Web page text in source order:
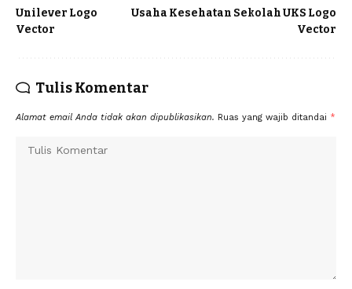
Unilever Logo
Vector
Usaha Kesehatan Sekolah UKS Logo
Vector
Tulis Komentar
Alamat email Anda tidak akan dipublikasikan. Ruas yang wajib ditandai *